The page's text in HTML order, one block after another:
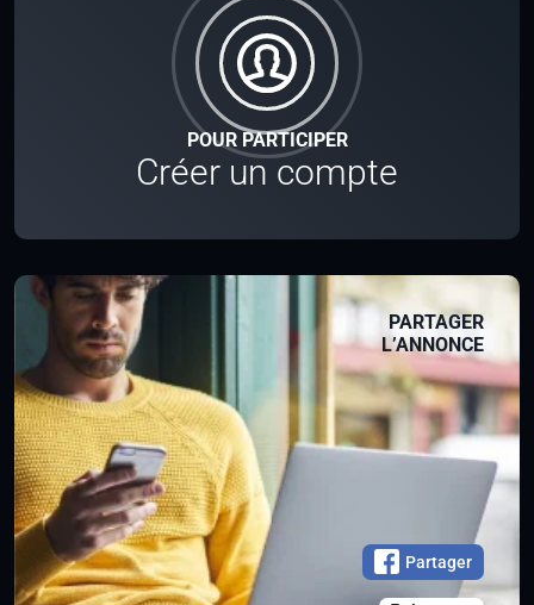
POUR PARTICIPER
Créer un compte
PARTAGER
L’ANNONCE
Partager